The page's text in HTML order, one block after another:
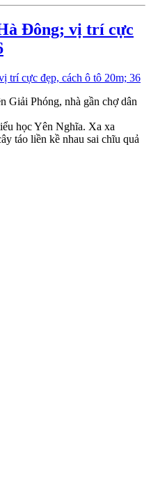
Đông; vị trí cực
Giải Phóng, nhà gần chợ dân
học Yên Nghĩa. Xa xa
táo liền kề nhau sai chĩu quả